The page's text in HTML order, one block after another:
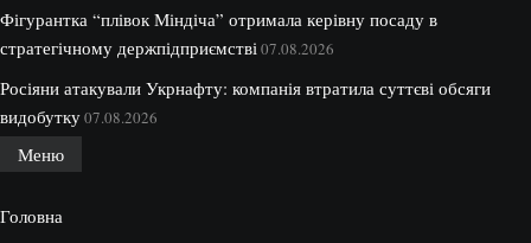
Фігурантка “плівок Міндіча” отримала керівну посаду в
стратегічному держпідприємстві07.08.2026
Росіяни атакували Укрнафту: компанія втратила суттєві обсяги
видобутку07.08.2026
Меню
Головна